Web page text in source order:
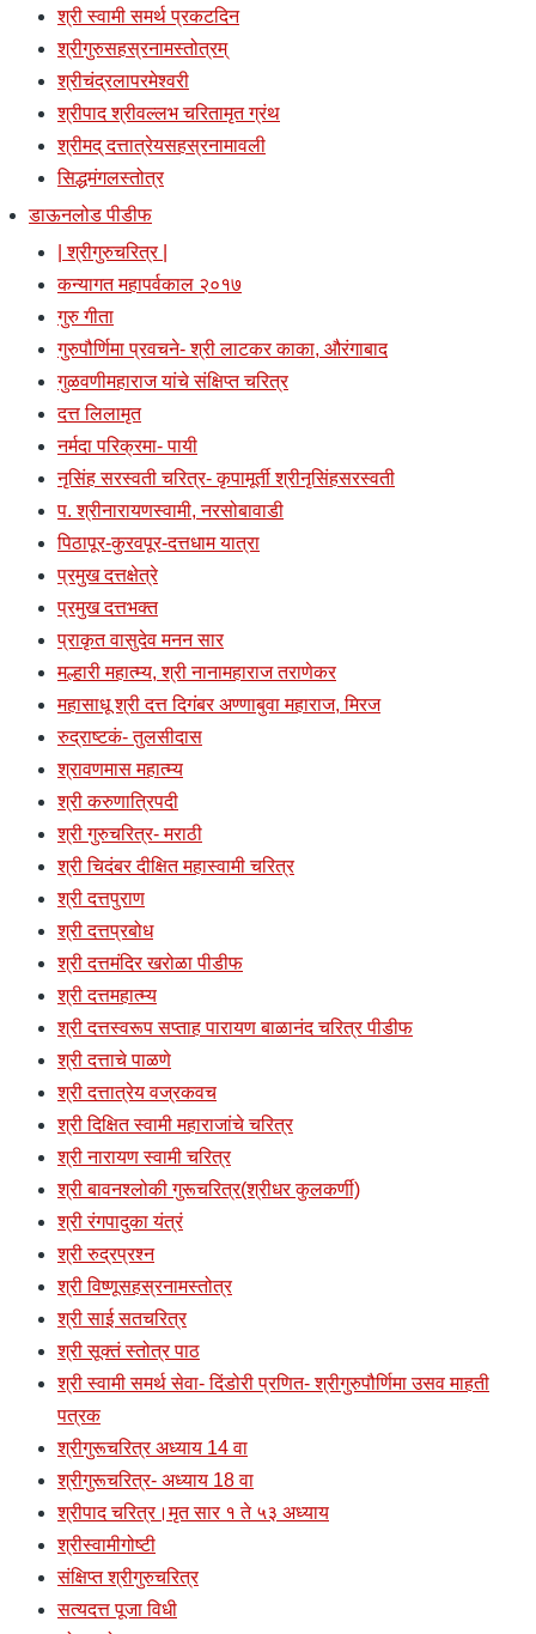
श्री स्वामी समर्थ प्रकटदिन
श्रीगुरुसहस्रनामस्तोत्रम्
श्रीचंद्रलापरमेश्वरी
श्रीपाद श्रीवल्लभ चरितामृत ग्रंथ
श्रीमद् दत्तात्रेयसहस्रनामावली
सिद्धमंगलस्तोत्र
डाऊनलोड पीडीफ
| श्रीगुरुचरित्र |
कन्यागत महापर्वकाल २०१७
गुरु गीता
गुरुपौर्णिमा प्रवचने- श्री लाटकर काका, औरंगाबाद
गुळवणीमहाराज यांचे संक्षिप्त चरित्र
दत्त लिलामृत
नर्मदा परिक्रमा- पायी
नृसिंह सरस्वती चरित्र- कृपामूर्ती श्रीनृसिंहसरस्वती
प. श्रीनारायणस्वामी, नरसोबावाडी
पिठापूर-कुरवपूर-दत्तधाम यात्रा
प्रमुख दत्तक्षेत्रे
प्रमुख दत्तभक्त
प्राकृत वासुदेव मनन सार
मल्हारी महात्म्य, श्री नानामहाराज तराणेकर
महासाधू श्री दत्त दिगंबर अण्णाबुवा महाराज, मिरज
रुद्राष्टकं- तुलसीदास
श्रावणमास महात्म्य
श्री करुणात्रिपदी
श्री गुरुचरित्र- मराठी
श्री चिदंबर दीक्षित महास्वामी चरित्र
श्री दत्तपुराण
श्री दत्तप्रबोध
श्री दत्तमंदिर खरोळा पीडीफ
श्री दत्तमहात्म्य
श्री दत्तस्वरूप सप्ताह पारायण बाळानंद चरित्र पीडीफ
श्री दत्ताचे पाळणे
श्री दत्तात्रेय वज्रकवच
श्री दिक्षित स्वामी महाराजांचे चरित्र
श्री नारायण स्वामी चरित्र
श्री बावनश्लोकी गुरूचरित्र(श्रीधर कुलकर्णी)
श्री रंगपादुका यंत्रं
श्री रुद्रप्रश्न
श्री विष्णूसहस्रनामस्तोत्र
श्री साई सतचरित्र
श्री सूक्तं स्तोत्र पाठ
श्री स्वामी समर्थ सेवा- दिंडोरी प्रणित- श्रीगुरुपौर्णिमा उसव माहती
पत्रक
श्रीगुरूचरित्र अध्याय 14 वा
श्रीगुरूचरित्र- अध्याय 18 वा
श्रीपाद चरित्र।मृत सार १ ते ५३ अध्याय
श्रीस्वामीगोष्टी
संक्षिप्त श्रीगुरुचरित्र
सत्यदत्त पूजा विधी